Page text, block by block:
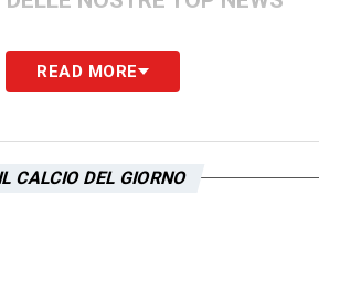
READ MORE
CALCIO DEL GIORNO